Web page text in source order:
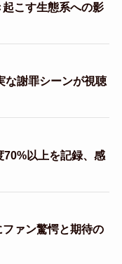
こす生態系への影
な謝罪シーンが視聴
70%以上を記録、感
ァン驚愕と期待の